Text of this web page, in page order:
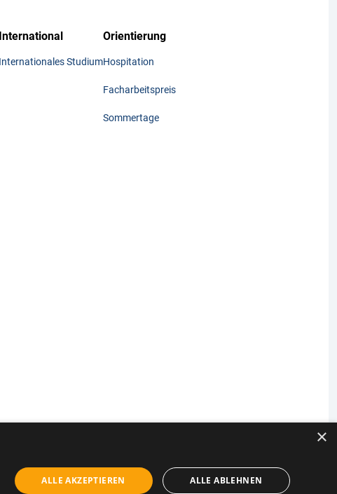
International
Internationales Studium
Orientierung
Hospitation
Facharbeitspreis
Sommertage
Datenschutz Aushangpflichtige Gesetze Privatsphären Einstellungen
×
ALLE AKZEPTIEREN ALLE ABLEHNEN